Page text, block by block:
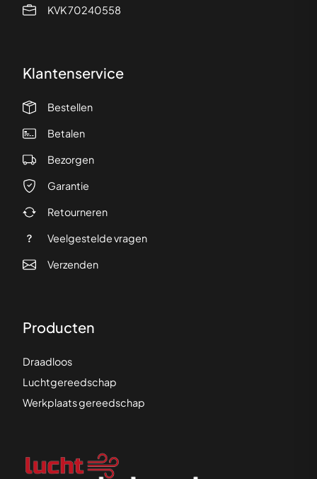
KVK 70240558
Klantenservice
Bestellen
Betalen
Bezorgen
Garantie
Retourneren
Veelgestelde vragen
Verzenden
Producten
Draadloos
Luchtgereedschap
Werkplaats gereedschap